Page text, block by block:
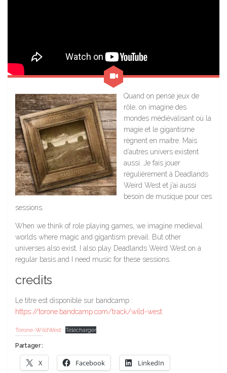
Quand on pense jeux de
rôle, on imagine des
mondes médiévalisant où la
magie et le gigantisme
règnent en maitre. Mais
d’autres univers existent
aussi. Je fais jouer
régulièrement à Deadlands
Weird West et j’ai aussi
besoin de musique pour ces
sessions.
When we think of role playing games, we imagine medieval
worlds where magic and gigantism prevail. But other
universes also exist. I also play Deadlands Weird West on a
regular basis and I need music for these sessions.
credits
Le titre est disponible sur bandcamp :
https://torone.bandcamp.com/track/wild-west
Torone-WildWest Télécharger
Partager :
X Facebook LinkedIn